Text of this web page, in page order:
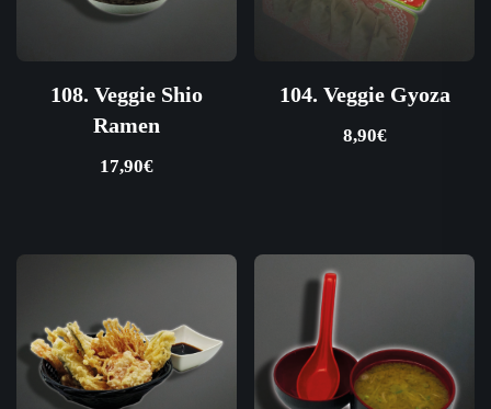
108. Veggie Shio
Ramen
17,90€
104. Veggie Gyoza
8,90€